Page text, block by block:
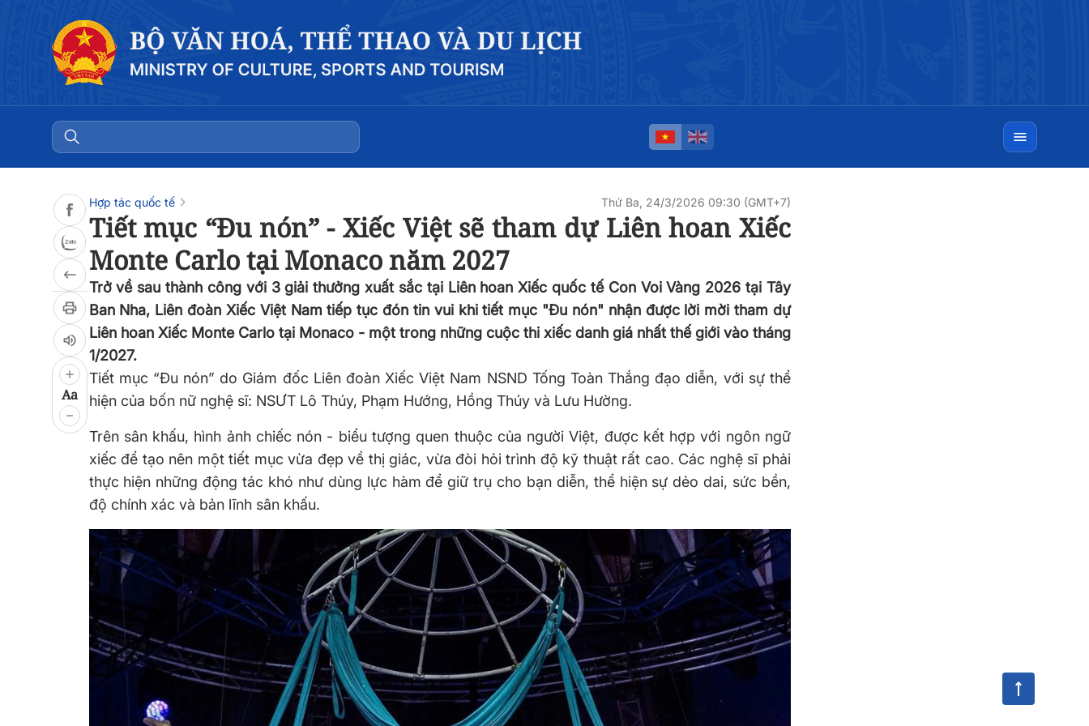
Aa
Hợp tác quốc tế Thứ Ba, 24/3/2026 09:30 (GMT+7)
Tiết mục “Đu nón” - Xiếc Việt sẽ tham dự Liên hoan Xiếc
Monte Carlo tại Monaco năm 2027
Trở về sau thành công với 3 giải thưởng xuất sắc tại Liên hoan Xiếc quốc tế Con Voi Vàng 2026 tại Tây
Ban Nha, Liên đoàn Xiếc Việt Nam tiếp tục đón tin vui khi tiết mục "Đu nón" nhận được lời mời tham dự
Liên hoan Xiếc Monte Carlo tại Monaco - một trong những cuộc thi xiếc danh giá nhất thế giới vào tháng
1/2027.
Tiết mục “Đu nón” do Giám đốc Liên đoàn Xiếc Việt Nam NSND Tống Toàn Thắng đạo diễn, với sự thể
hiện của bốn nữ nghệ sĩ: NSƯT Lô Thúy, Phạm Hướng, Hồng Thúy và Lưu Hường.
Trên sân khấu, hình ảnh chiếc nón - biểu tượng quen thuộc của người Việt, được kết hợp với ngôn ngữ
xiếc để tạo nên một tiết mục vừa đẹp về thị giác, vừa đòi hỏi trình độ kỹ thuật rất cao. Các nghệ sĩ phải
thực hiện những động tác khó như dùng lực hàm để giữ trụ cho bạn diễn, thể hiện sự dẻo dai, sức bền,
độ chính xác và bản lĩnh sân khấu.
0:00 0:00